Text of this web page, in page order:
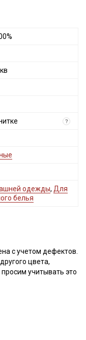
?
одежды, Для
белья
с учетом дефектов.
цвета,
учитывать это
не теряя